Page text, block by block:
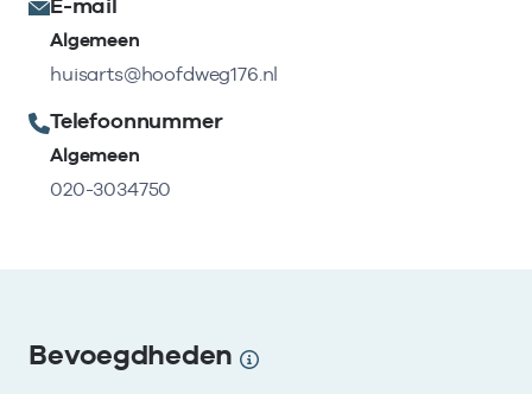
E-mail
Algemeen
huisarts@hoofdweg176.nl
Telefoonnummer
Algemeen
020-3034750
Bevoegdheden